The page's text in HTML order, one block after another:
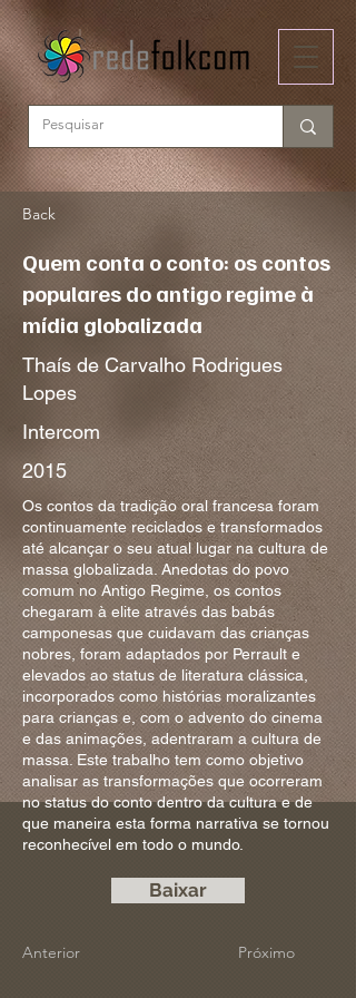
Back
Quem conta o conto: os contos
populares do antigo regime à
mídia globalizada
Thaís de Carvalho Rodrigues
Lopes
Intercom
2015
Os contos da tradição oral francesa foram
continuamente reciclados e transformados
até alcançar o seu atual lugar na cultura de
massa globalizada. Anedotas do povo
comum no Antigo Regime, os contos
chegaram à elite através das babás
camponesas que cuidavam das crianças
nobres, foram adaptados por Perrault e
elevados ao status de literatura clássica,
incorporados como histórias moralizantes
para crianças e, com o advento do cinema
e das animações, adentraram a cultura de
massa. Este trabalho tem como objetivo
analisar as transformações que ocorreram
no status do conto dentro da cultura e de
que maneira esta forma narrativa se tornou
reconhecível em todo o mundo.
Baixar
Anterior Próximo